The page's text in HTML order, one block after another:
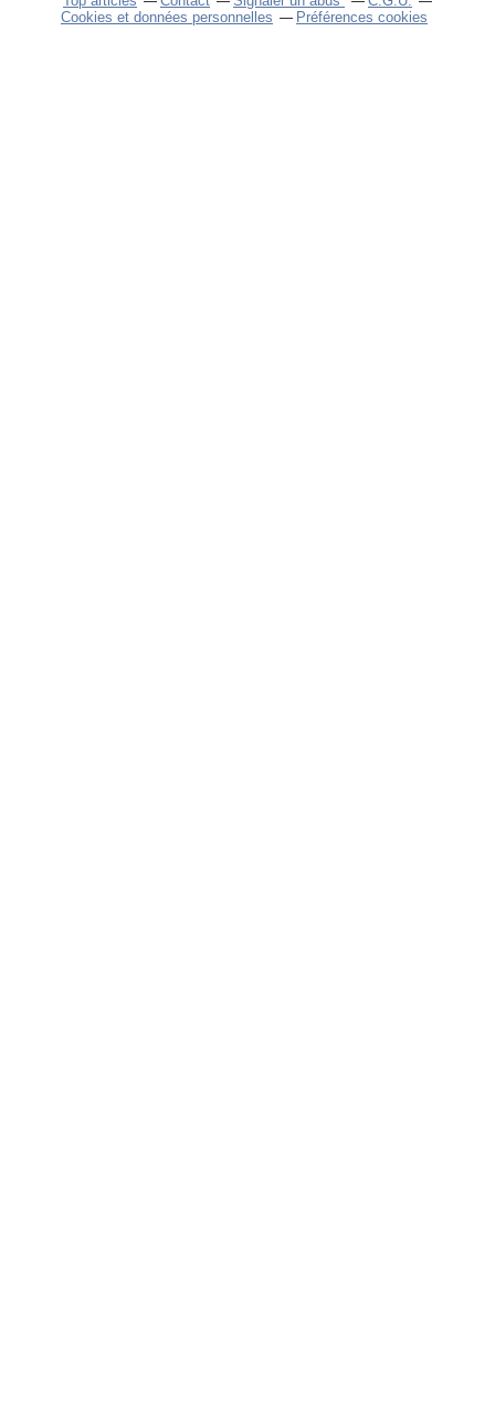
Cookies et données personnelles
Préférences cookies